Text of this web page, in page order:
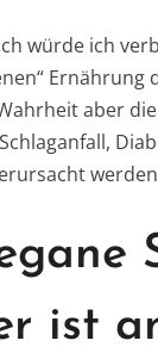
würde ich
aber
ist